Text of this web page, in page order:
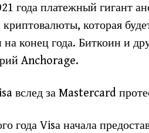
года платежный гигант
которая
на конец года. Биткоин и
Anchorage.
вслед за Mastercard
года Visа начала